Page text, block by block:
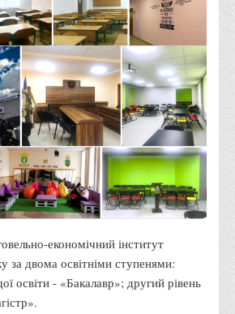
публічного управління
та цифрових технологій
та перекладу
з громадськістю
та міжнародної співпраці
конференцій та вебінарів
економічний інститут
за двома освітніми ступенями:
освіти - «Бакалавр»; другий рівень